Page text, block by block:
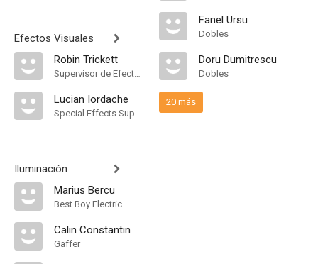
Efectos Visuales
Robin Trickett
Supervisor de Efectos Visuales
Lucian Iordache
Special Effects Supervisor
Iluminación
Marius Bercu
Best Boy Electric
Calin Constantin
Gaffer
Fanel Ursu
Dobles
Doru Dumitrescu
Dobles
20 más